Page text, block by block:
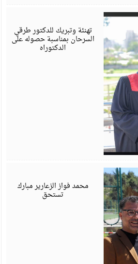
تهنئة وتبريك للدكتور طرقي
السرحان بمناسبة حصوله على
الدكتوراه
محمد فواز الزعارير مبارك
تستحق